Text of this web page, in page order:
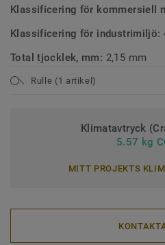
Klassificering för kommersiell
Klassificering för industrimiljö:
Total tjocklek, mm: 2,15 mm
Rulle (1 artikel)
Klimatavtryck
5.57 kg
MITT PROJEKTS